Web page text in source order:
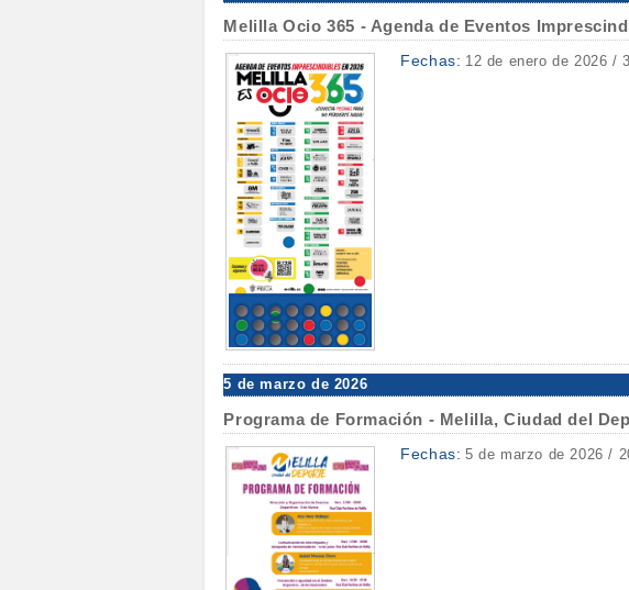
Melilla Ocio 365 - Agenda de Eventos
Fechas: 12 de enero de 2026 /
5 de marzo de 2026
Programa de Formación - Melilla, Ciudad del
Fechas: 5 de marzo de 2026 /